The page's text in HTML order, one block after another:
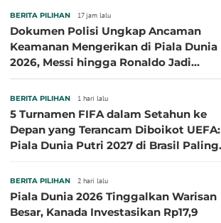
BERITA PILIHAN 17 jam lalu
Dokumen Polisi Ungkap Ancaman
Keamanan Mengerikan di Piala Dunia
2026, Messi hingga Ronaldo Jadi
BERITA PILIHAN 1 hari lalu
5 Turnamen FIFA dalam Setahun ke
Depan yang Terancam Diboikot UEFA:
Piala Dunia Putri 2027 di Brasil Paling
BERITA PILIHAN 2 hari lalu
Piala Dunia 2026 Tinggalkan Warisan
Besar, Kanada Investasikan Rp17,9